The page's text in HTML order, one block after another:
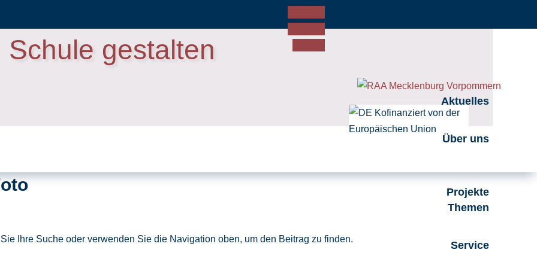
Schule gestalten
Aktuelles
Über uns
Projekte
Themen
Service
Ihre Suche oder verwenden Sie die Navigation oben, um den Beitrag zu finden.